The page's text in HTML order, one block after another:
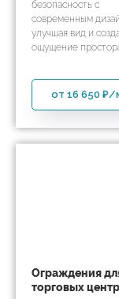
безопасность с
современным
улучшая вид и
ощущение
от 16 650 ₽/
Ограждения
торговых